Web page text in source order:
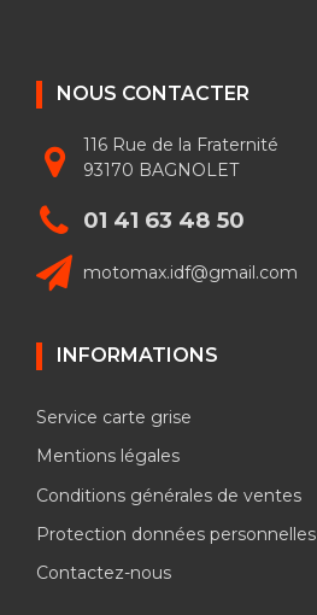
NOUS CONTACTER
116 Rue de la Fraternité
93170 BAGNOLET
01 41 63 48 50
motomax.idf@gmail.com
INFORMATIONS
Service carte grise
Mentions légales
Conditions générales de ventes
Protection données personnelles
Contactez-nous